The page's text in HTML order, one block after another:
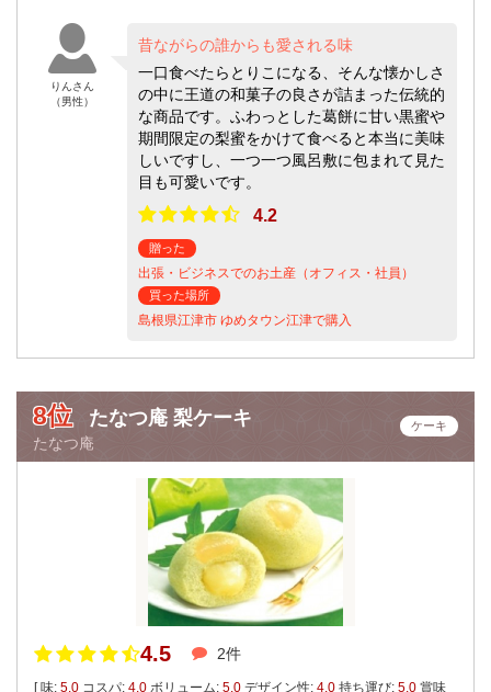
りんさん
（男性）
昔ながらの誰からも愛される味
一口食べたらとりこになる、そんな懐かしさ
の中に王道の和菓子の良さが詰まった伝統的
な商品です。ふわっとした葛餅に甘い黒蜜や
期間限定の梨蜜をかけて食べると本当に美味
しいですし、一つ一つ風呂敷に包まれて見た
目も可愛いです。
4.2
贈った
出張・ビジネスでのお土産（オフィス・社員）
買った場所
島根県江津市 ゆめタウン江津で購入
8位 たなつ庵 梨ケーキ
たなつ庵
ケーキ
4.5 2件
[ 味: 5.0 コスパ: 4.0 ボリューム: 5.0 デザイン性: 4.0 持ち運び: 5.0 賞味